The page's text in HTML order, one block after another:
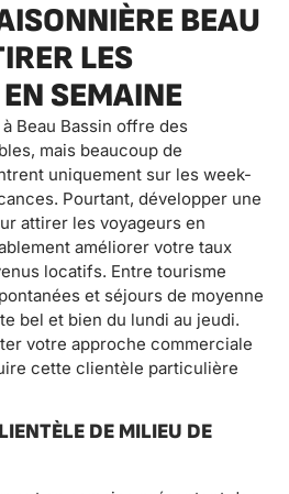
BEAU
LES
SEMAINE
Beau Bassin offre des
mais beaucoup de
uniquement sur les week-
Pourtant, développer une
attirer les voyageurs en
améliorer votre taux
locatifs. Entre tourisme
et séjours de moyenne
bel et bien du lundi au jeudi.
votre approche commerciale
cette clientèle particulière
DE MILIEU DE